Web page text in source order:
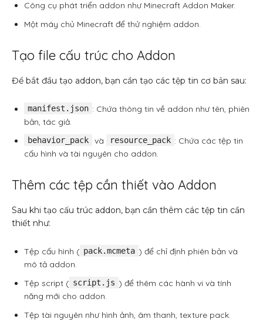
Công cụ phát triển addon như Minecraft Addon Maker.
Một máy chủ Minecraft để thử nghiệm addon.
Tạo file cấu trúc cho Addon
Để bắt đầu tạo addon, bạn cần tạo các tệp tin cơ bản sau:
manifest.json : Chứa thông tin về addon như tên, phiên
bản, tác giả.
behavior_pack và resource_pack : Chứa các tệp tin
cấu hình và tài nguyên cho addon.
Thêm các tệp cần thiết vào Addon
Sau khi tạo cấu trúc addon, bạn cần thêm các tệp tin cần
thiết như:
Tệp cấu hình ( pack.mcmeta ) để chỉ định phiên bản và
mô tả addon.
Tệp script ( script.js ) để thêm các hành vi và tính
năng mới cho addon.
Tệp tài nguyên như hình ảnh, âm thanh, texture pack.